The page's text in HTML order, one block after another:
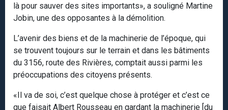
là pour sauver des sites importants», a souligné Martine
Jobin, une des opposantes à la démolition.
L’avenir des biens et de la machinerie de l’époque, qui
se trouvent toujours sur le terrain et dans les bâtiments
du 3156, route des Rivières, comptait aussi parmi les
préoccupations des citoyens présents.
«Il va de soi, c’est quelque chose à protéger et c’est ce
que faisait Albert Rousseau en gardant la machinerie [du